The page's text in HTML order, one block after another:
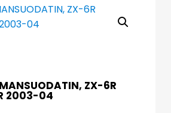
ZX-6R
2003-04